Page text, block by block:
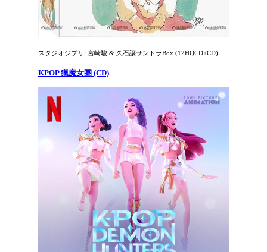
スタジオジブリ: 宮崎駿 & 久石譲サントラBox (12HQCD+CD)
KPOP 獵魔女團 (CD)